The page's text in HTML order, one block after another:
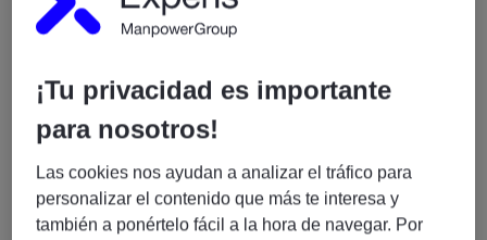
departamento de proyectos de consultoría, una
persona con experiencia como
Contratación, Compensación y Liquidación de
Valores (Iberclear / SWIFT) (H/M/X) – Madrid Híbrido
Las funciones serán:
Participar en los procesos operativos de contratación,
compensación y liquidación de renta variable,
¡Tu privacidad es importante
para nosotros!
Las cookies nos ayudan a analizar el tráfico para
personalizar el contenido que más te interesa y
también a ponértelo fácil a la hora de navegar. Por